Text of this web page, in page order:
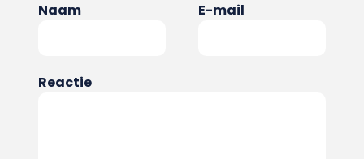
Naam E-mail
Reactie